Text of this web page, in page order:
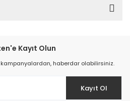
Kayıt Olun
haberdar olabilirsiniz.
Kayıt Ol